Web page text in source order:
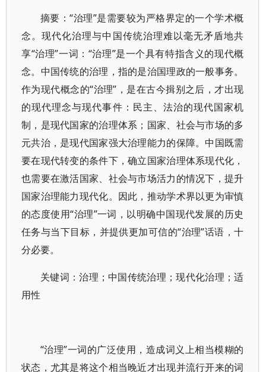
摘要：“治理”是需要较为严格界定的一个学术概
念。现代化治理与中国传统治理难以毫无矛盾地共
享“治理”一词：“治理”是一个具有特指含义的现代概
念。中国传统的治理，指的是治国理政的一般事务。
作为现代概念的“治理”，是在古今揖别之后，才出现
的现代理念与现代事件：民主、法治的现代国家机
制，是现代国家的治理体系；国家、社会与市场的多
元共治，是现代国家强大治理能力的保障。中国既需
要在现代转变的条件下，确立国家治理体系现代化，
也需要在激活国家、社会与市场活力的情况下，提升
国家治理能力现代化。因此，推动学术界以更为审慎
的态度使用“治理”一词，以明确中国现代发展的历史
任务与当下目标，并提供更加可信的“治理”话语，十
分必要。
关键词：治理；中国传统治理；现代化治理；适
用性
“治理”一词的广泛使用，造成词义上相当模糊的
状态，尤其是将这个相当晚近才出现并流行开来的词